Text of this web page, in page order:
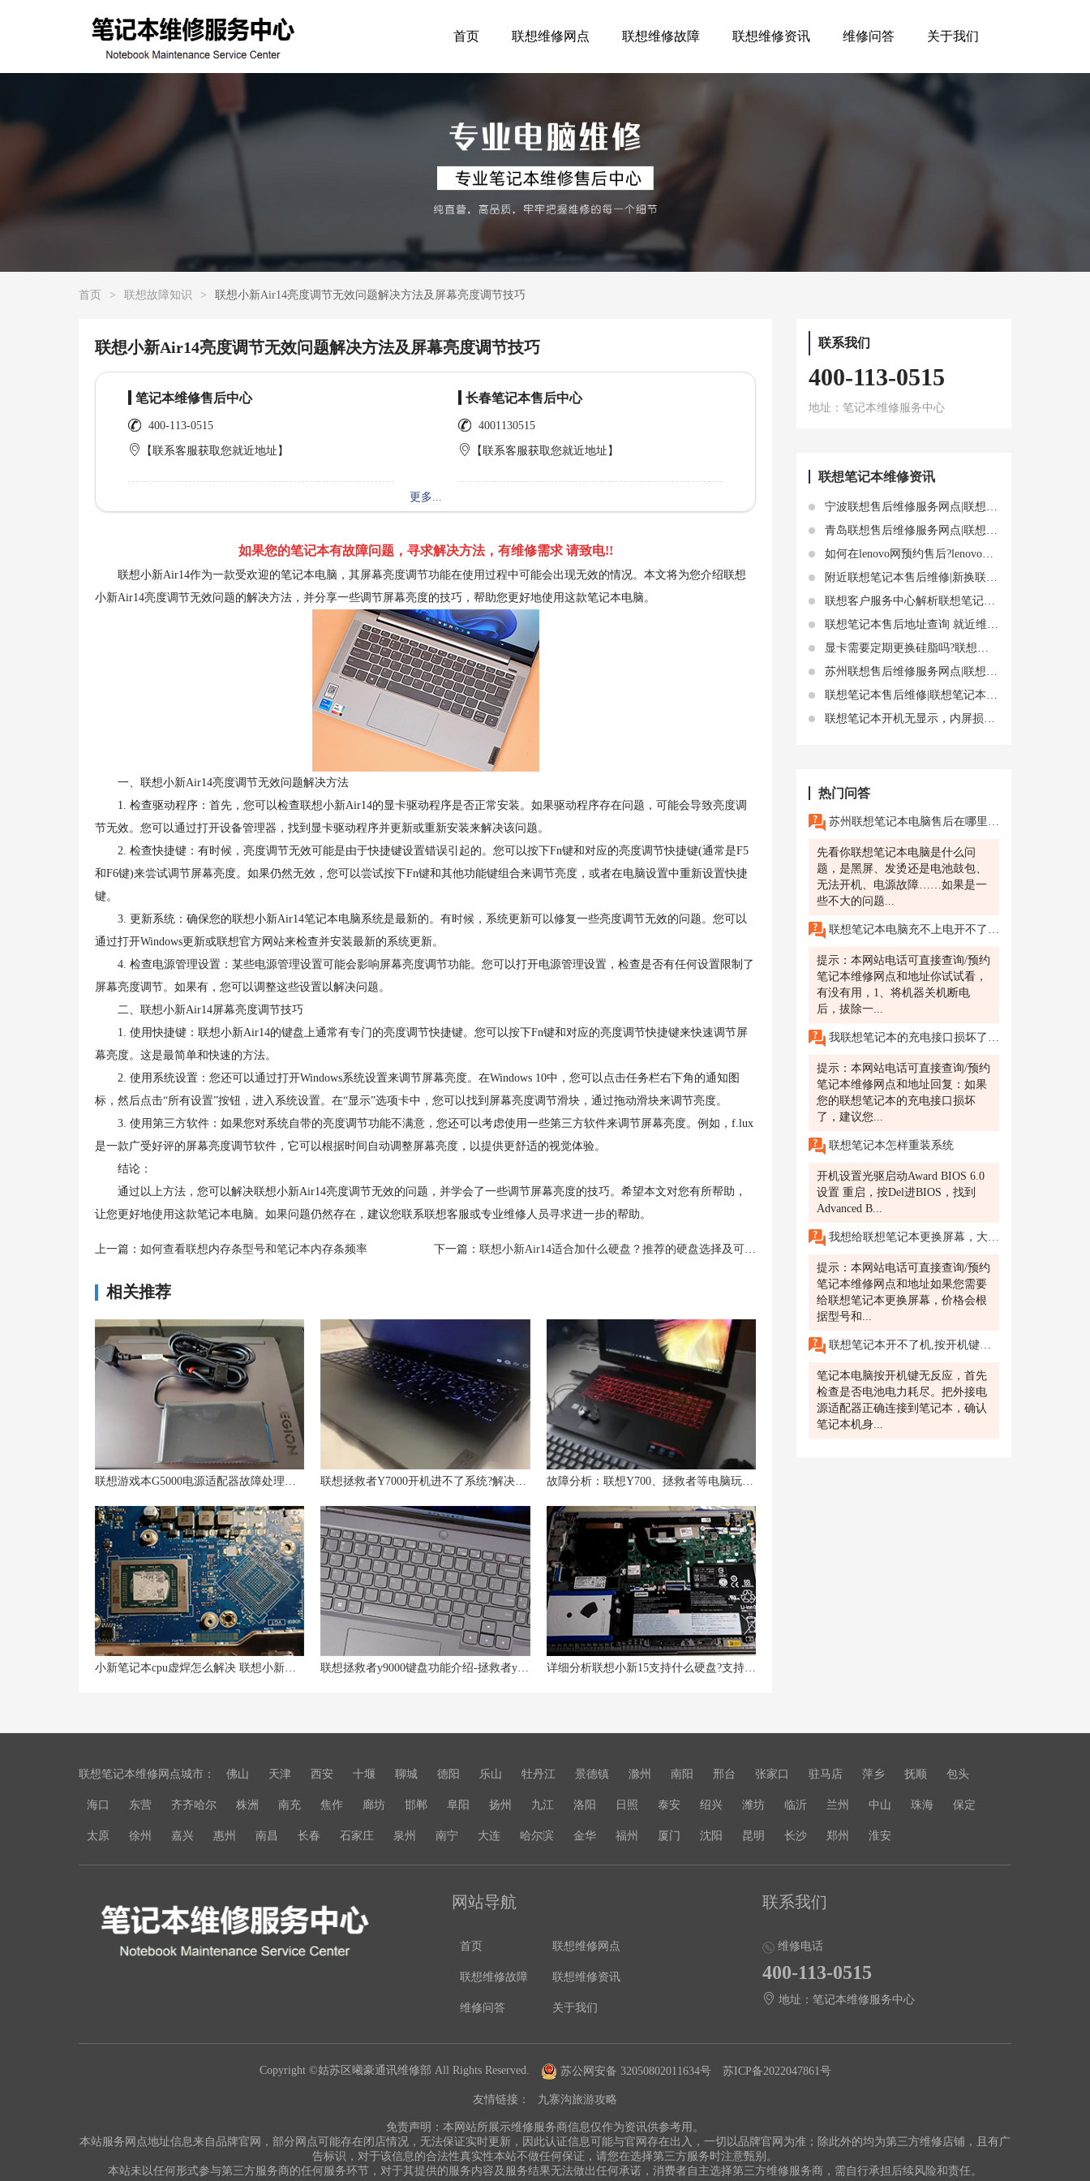
首页 联想维修网点 联想维修故障 联想维修资讯 维修问答 关于我们
首页 > 联想故障知识 > 联想小新Air14亮度调节无效问题解决方法及屏幕亮度调节技巧
联想小新Air14亮度调节无效问题解决方法及屏幕亮度调节技巧
笔记本维修售后中心
400-113-0515
【联系客服获取您就近地址】
长春笔记本售后中心
4001130515
【联系客服获取您就近地址】
更多...
如果您的笔记本有故障问题，寻求解决方法，有维修需求 请致电!!
联想小新Air14作为一款受欢迎的笔记本电脑，其屏幕亮度调节功能在使用过程中可能会出现无效的情况。本文将为您介绍联想
小新Air14亮度调节无效问题的解决方法，并分享一些调节屏幕亮度的技巧，帮助您更好地使用这款笔记本电脑。
一、联想小新Air14亮度调节无效问题解决方法
1. 检查驱动程序：首先，您可以检查联想小新Air14的显卡驱动程序是否正常安装。如果驱动程序存在问题，可能会导致亮度调
节无效。您可以通过打开设备管理器，找到显卡驱动程序并更新或重新安装来解决该问题。
2. 检查快捷键：有时候，亮度调节无效可能是由于快捷键设置错误引起的。您可以按下Fn键和对应的亮度调节快捷键(通常是F5
和F6键)来尝试调节屏幕亮度。如果仍然无效，您可以尝试按下Fn键和其他功能键组合来调节亮度，或者在电脑设置中重新设置快捷
键。
3. 更新系统：确保您的联想小新Air14笔记本电脑系统是最新的。有时候，系统更新可以修复一些亮度调节无效的问题。您可以
通过打开Windows更新或联想官方网站来检查并安装最新的系统更新。
4. 检查电源管理设置：某些电源管理设置可能会影响屏幕亮度调节功能。您可以打开电源管理设置，检查是否有任何设置限制了
屏幕亮度调节。如果有，您可以调整这些设置以解决问题。
二、联想小新Air14屏幕亮度调节技巧
1. 使用快捷键：联想小新Air14的键盘上通常有专门的亮度调节快捷键。您可以按下Fn键和对应的亮度调节快捷键来快速调节屏
幕亮度。这是最简单和快速的方法。
2. 使用系统设置：您还可以通过打开Windows系统设置来调节屏幕亮度。在Windows 10中，您可以点击任务栏右下角的通知图
标，然后点击“所有设置”按钮，进入系统设置。在“显示”选项卡中，您可以找到屏幕亮度调节滑块，通过拖动滑块来调节亮度。
3. 使用第三方软件：如果您对系统自带的亮度调节功能不满意，您还可以考虑使用一些第三方软件来调节屏幕亮度。例如，f.lux
是一款广受好评的屏幕亮度调节软件，它可以根据时间自动调整屏幕亮度，以提供更舒适的视觉体验。
结论：
通过以上方法，您可以解决联想小新Air14亮度调节无效的问题，并学会了一些调节屏幕亮度的技巧。希望本文对您有所帮助，
让您更好地使用这款笔记本电脑。如果问题仍然存在，建议您联系联想客服或专业维修人员寻求进一步的帮助。
上一篇： 如何查看联想内存条型号和笔记本内存条频率 下一篇： 联想小新Air14适合加什么硬盘？推荐的硬盘选择及可行性分析
相关推荐
故障分析：联想Y700、拯救者等电脑玩LOL（英雄联盟）等游戏时帧数低
详细分析联想小新15支持什么硬盘?支持硬盘扩展吗?
联系我们
400-113-0515
地址：笔记本维修服务中心
联想笔记本维修资讯
宁波联想售后维修服务网点|联想笔记本电脑触屏失灵的常见原因和解决方法
青岛联想售后维修服务网点|联想电脑无法正常开机？这些方法或许能帮到你
如何在lenovo网预约售后?lenovo网上预约售后服务的步骤和注意事项
附近联想笔记本售后维修|新换联想笔记本电池不耐用 什么原因导致不耐用
联想客户服务中心解析联想笔记本电脑开机黑屏只显示鼠标解决操作步骤
联想笔记本售后地址查询 就近维修点推荐
显卡需要定期更换硅脂吗?联想电脑显卡坏了保修吗
苏州联想售后维修服务网点|联想电脑蓝屏了？别慌，这些方法能帮你解决
联想笔记本售后维修|联想笔记本玩一会就很烫 联想发烫影响因素
联想笔记本开机无显示，内屏损坏维修
热门问答
苏州联想笔记本电脑售后在哪里?电脑保修期过了坏了，想要找个靠谱的笔记本电脑售后维修点？
先看你联想笔记本电脑是什么问
题，是黑屏、发烫还是电池鼓包、
无法开机、电源故障……如果是一
些不大的问题...
联想笔记本电脑充不上电开不了机怎么办？北京的联想售后怎么联系啊？
提示：本网站电话可直接查询/预约
笔记本维修网点和地址你试试看，
有没有用，1、将机器关机断电
后，拔除一...
我联想笔记本的充电接口损坏了，无法正常充电，怎么修理?
提示：本网站电话可直接查询/预约
笔记本维修网点和地址回复：如果
您的联想笔记本的充电接口损坏
了，建议您...
联想笔记本怎样重装系统
开机设置光驱启动Award BIOS 6.0
设置 重启，按Del进BIOS，找到
Advanced B...
我想给联想笔记本更换屏幕，大概需要多少钱?昆山有联想售后维修服务网点吗?
提示：本网站电话可直接查询/预约
笔记本维修网点和地址如果您需要
给联想笔记本更换屏幕，价格会根
据型号和...
联想笔记本开不了机,按开机键没反应怎么办
笔记本电脑按开机键无反应，首先
检查是否电池电力耗尽。把外接电
源适配器正确连接到笔记本，确认
笔记本机身...
联想笔记本维修网点城市： 佛山 天津 西安 十堰 聊城 德阳 乐山 牡丹江 景德镇 滁州 南阳 邢台 张家口 驻马店 萍乡 抚顺 包头
海口 东营 齐齐哈尔 株洲 南充 焦作 廊坊 邯郸 阜阳 扬州 九江 洛阳 日照 泰安 绍兴 潍坊 临沂 兰州 中山 珠海 保定
太原 徐州 嘉兴 惠州 南昌 长春 石家庄 泉州 南宁 大连 哈尔滨 金华 福州 厦门 沈阳 昆明 长沙 郑州 淮安
网站导航
首页 联想维修网点
联想维修故障 联想维修资讯
维修问答 关于我们
联系我们
维修电话
400-113-0515
地址：笔记本维修服务中心
Copyright ©姑苏区曦豪通讯维修部 All Rights Reserved. 苏公网安备 32050802011634号 苏ICP备2022047861号
友情链接： 九寨沟旅游攻略
免责声明：本网站所展示维修服务商信息仅作为资讯供参考用。
本站服务网点地址信息来自品牌官网，部分网点可能存在闭店情况，无法保证实时更新，因此认证信息可能与官网存在出入，一切以品牌官网为准；除此外的均为第三方维修店铺，且有广
告标识，对于该信息的合法性真实性本站不做任何保证，请您在选择第三方服务时注意甄别。
本站未以任何形式参与第三方服务商的任何服务环节，对于其提供的服务内容及服务结果无法做出任何承诺，消费者自主选择第三方维修服务商，需自行承担后续风险和责任。